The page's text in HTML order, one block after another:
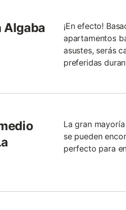
Algaba
¡En efecto!
apartamentos
asustes, serás
preferidas
La gran
se pueden
perfecto para